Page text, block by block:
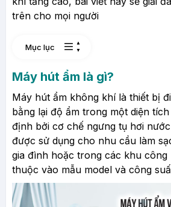
trên cho mọi người
Mục lục
Máy hút ẩm là gì?
Máy hút ẩm không khí là thiết bị
bằng lại độ ẩm trong một diện
định bởi cơ chế ngưng tụ hơi
được sử dụng cho nhu cầu làm
gia đình hoặc trong các khu công
thuộc vào mẫu model và công